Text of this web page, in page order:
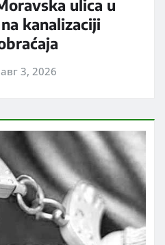
ulica u
kanalizaciji
авг 3, 2026